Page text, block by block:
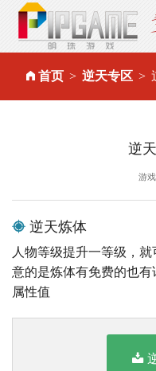
首页 逆天专区
逆
游
逆天炼体
人物等级提升一等级，
意的是炼体有免费的也
属性值